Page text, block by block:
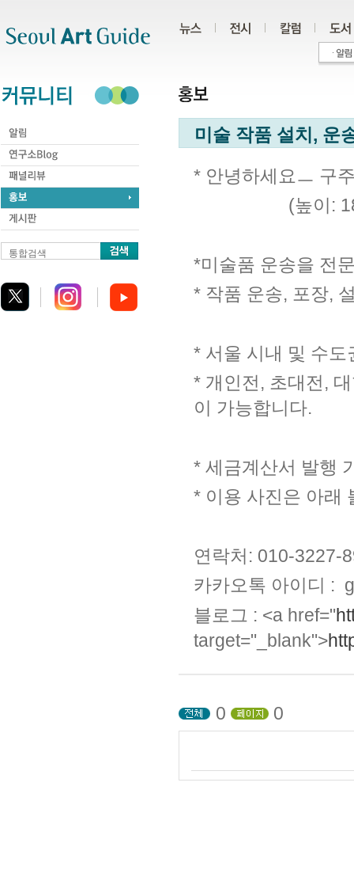
통합검색
미술 작품 설치, 운
* 안녕하세요ㅡ 구
(높이 :
*미술품 운송을 전
* 작품 운송, 포장,
* 서울 시내 및 수
* 개인전 , 초대전 ,
이 가능합니다.
* 세금계산서 발행
* 이용 사진은 아래
연락처 : 010-3227-
카카오톡 아이디 :
블로그 : <a href="
target="_blank">
0 0